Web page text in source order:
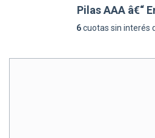
Pilas AAA â€“
6cuotas sin interés